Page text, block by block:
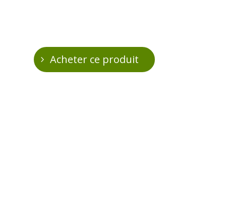
Acheter ce produit